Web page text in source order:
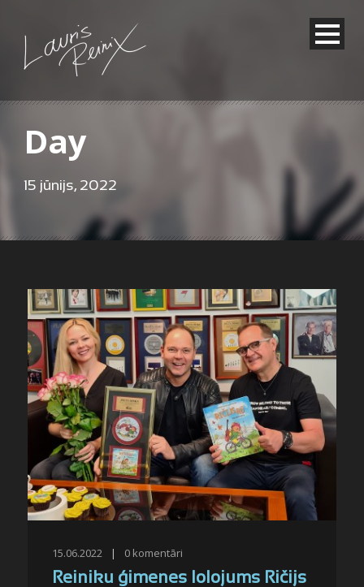
Day
15 jūnijs, 2022
15.06.2022 | 0 komentāri
Reiniku ģimenes lolojums Ričijs